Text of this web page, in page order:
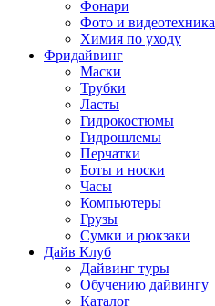
Фонари
Фото и видеотехника
Химия по уходу
Фридайвинг
Маски
Трубки
Ласты
Гидрокостюмы
Гидрошлемы
Перчатки
Боты и носки
Часы
Компьютеры
Грузы
Сумки и рюкзаки
Дайв Клуб
Дайвинг туры
Обучению дайвингу
Каталог